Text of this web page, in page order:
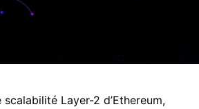
Layer-2 d’Ethereum,